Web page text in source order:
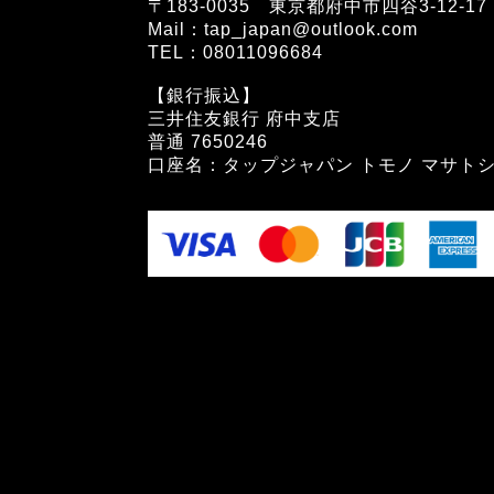
〒183-0035 東京都府中市四谷3-12-17
Mail：tap_japan@outlook.com
TEL：08011096684
【銀行振込】
三井住友銀行 府中支店
普通 7650246
口座名：タップジャパン トモノ マサト